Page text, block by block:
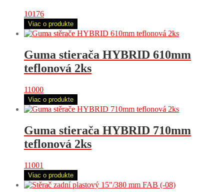
10176
Viac o produkte
Guma stierača HYBRID 610mm
teflonová 2ks
11000
Viac o produkte
Guma stierača HYBRID 710mm
teflonová 2ks
11001
Viac o produkte